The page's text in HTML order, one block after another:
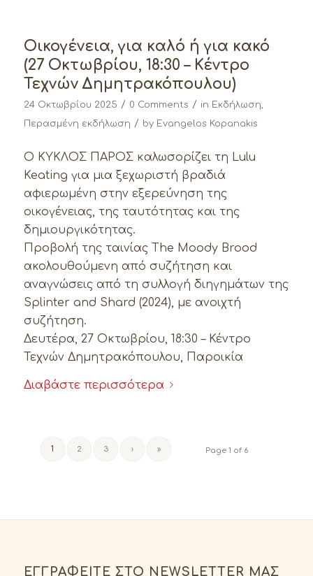
Οικογένεια, για καλό ή για κακό
(27 Οκτωβρίου, 18:30 – Κέντρο
Τεχνών Δημητρακόπουλου)
24 Οκτωβρίου 2025 / 0 Comments / in Εκδήλωση,
Περασμένη εκδήλωση / by Evangelos Kopanakis
Ο ΚΥΚΛΟΣ ΠΑΡΟΣ καλωσορίζει τη Lulu
Keating για μια ξεχωριστή βραδιά
αφιερωμένη στην εξερεύνηση της
οικογένειας, της ταυτότητας και της
δημιουργικότητας.
Προβολή της ταινίας The Moody Brood
ακολουθούμενη από συζήτηση και
αναγνώσεις από τη συλλογή διηγημάτων της
Splinter and Shard (2024), με ανοιχτή
συζήτηση.
Δευτέρα, 27 Οκτωβρίου, 18:30 – Κέντρο
Τεχνών Δημητρακόπουλου, Παροικία
Διαβάστε περισσότερα
Page 1 of 6
1 2 3 › »
ΕΓΓΡΑΦΕΊΤΕ ΣΤΟ NEWSLETTER ΜΑΣ